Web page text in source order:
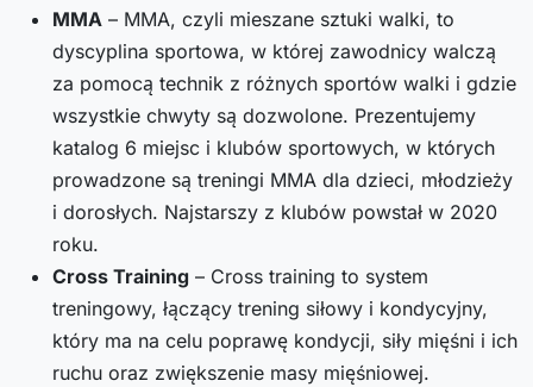
MMA – MMA, czyli mieszane sztuki walki, to
dyscyplina sportowa, w której zawodnicy walczą
za pomocą technik z różnych sportów walki i gdzie
wszystkie chwyty są dozwolone. Prezentujemy
katalog 6 miejsc i klubów sportowych, w których
prowadzone są treningi MMA dla dzieci, młodzieży
i dorosłych. Najstarszy z klubów powstał w 2020
roku.
Cross Training – Cross training to system
treningowy, łączący trening siłowy i kondycyjny,
który ma na celu poprawę kondycji, siły mięśni i ich
ruchu oraz zwiększenie masy mięśniowej.